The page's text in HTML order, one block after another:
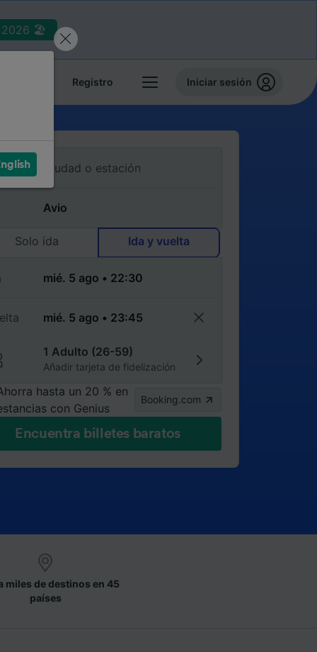
2026 🏖️
Registro Iniciar sesión
Solo ida Ida y vuelta
1 Adulto (26-59)
Añadir tarjeta de fidelización
hasta un 20 % en
con Genius
Booking.com
Encuentra billetes baratos
miles de destinos en 45
países